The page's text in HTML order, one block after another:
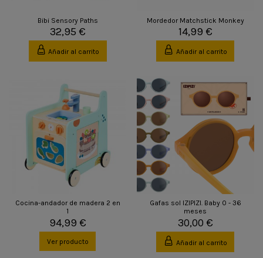
Bibi Sensory Paths
32,95 €
Añadir al carrito
Mordedor Matchstick Monkey
14,99 €
Añadir al carrito
Cocina-andador de madera 2 en
1
94,99 €
Ver producto
Gafas sol IZIPIZI. Baby 0 - 36
meses
30,00 €
Añadir al carrito